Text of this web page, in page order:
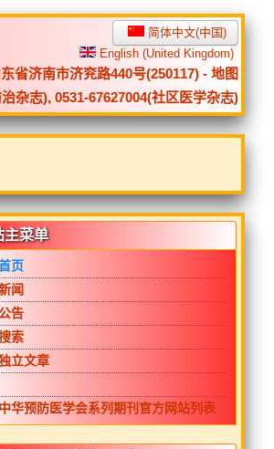
简体中文(中国)
English (United Kingdom)
省济南市济兖路440号(250117) - 地图
杂志), 0531-67627004(社区医学杂志)
主菜单
页
闻
告
索
立文章
中华预防医学会系列期刊官方网站列表